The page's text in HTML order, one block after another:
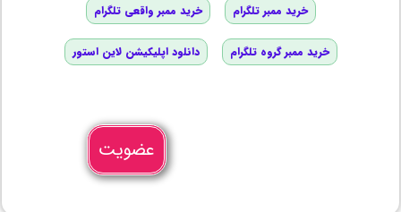
خرید ممبر تلگرام خرید ممبر واقعی تلگرام
خرید ممبر گروه تلگرام دانلود اپلیکیشن لاین استور
عضویت